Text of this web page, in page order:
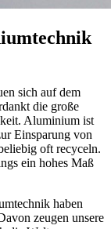
sich auf dem
die große
Aluminium ist
Einsparung von
oft recyceln.
ein hohes Maß
haben
zeugen unsere